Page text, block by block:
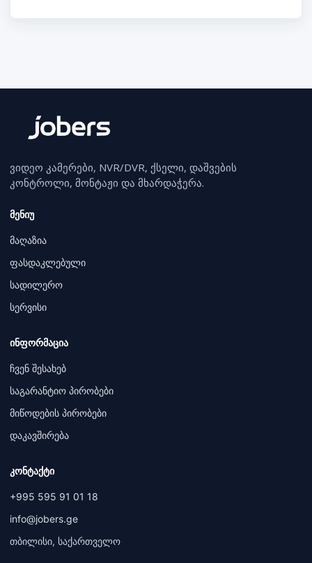
ვიდეო კამერები, NVR/DVR, ქსელი, დაშვების
კონტროლი, მონტაჟი და მხარდაჭერა.
მენიუ
მაღაზია
ფასდაკლებული
სადილერო
სერვისი
ინფორმაცია
ჩვენ შესახებ
საგარანტიო პირობები
მიწოდების პირობები
დაკავშირება
კონტაქტი
+995 595 91 01 18
info@jobers.ge
თბილისი, საქართველო